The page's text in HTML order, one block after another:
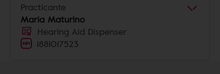
Practicante
Maria Maturino
Hearing Aid Dispenser
1881017523